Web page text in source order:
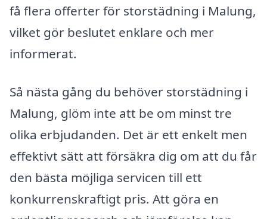
få flera offerter för storstädning i Malung,
vilket gör beslutet enklare och mer
informerat.
Så nästa gång du behöver storstädning i
Malung, glöm inte att be om minst tre
olika erbjudanden. Det är ett enkelt men
effektivt sätt att försäkra dig om att du får
den bästa möjliga servicen till ett
konkurrenskraftigt pris. Att göra en